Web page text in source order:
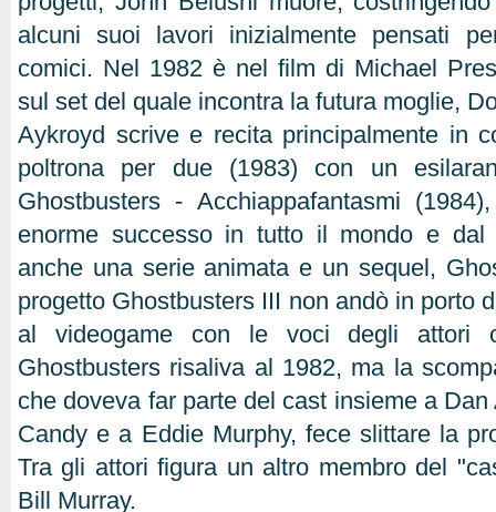
alcuni suoi lavori inizialmente pensati
comici. Nel 1982 è nel film di Michael
sul set del quale incontra la futura moglie,
Aykroyd scrive e recita principalmente in
poltrona per due (1983) con un
Ghostbusters - Acchiappafantasmi
enorme successo in tutto il mondo e dal
anche una serie animata e un sequel,
progetto Ghostbusters III non andò in porto
al videogame con le voci degli attori
Ghostbusters risaliva al 1982, ma la
che doveva far parte del cast insieme a
Candy e a Eddie Murphy, fece slittare la
Tra gli attori figura un altro membro del
Bill Murray.